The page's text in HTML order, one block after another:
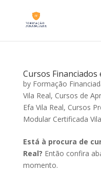
Cursos Financiados
by Formação
Vila Real, Cursos de
Efa Vila Real, Cursos
Modular Certificada
Está à procura de
Real? Então confira
momento.